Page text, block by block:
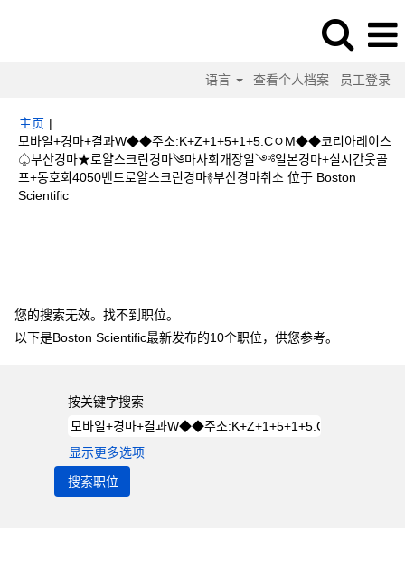
语言 查看个人档案 员工登录
主页 |
모바일+경마+결과W◆◆주소:K+Z+1+5+1+5.CㅇM◆◆코리아레이스
♤부산경마★로얄스크린경마༄마사회개장일༺일본경마+실시간웃골
프+동호회4050밴드로얄스크린경마࿈부산경마취소 位于 Boston
Scientific（当
您的搜索无效。找不到职位。
以下是Boston Scientific最新发布的10个职位，供您参考。
按关键字搜索
显示更多选项